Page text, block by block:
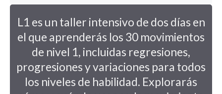
L1 es un taller intensivo de dos días en
el que aprenderás los 30 movimientos
de nivel 1, incluidas regresiones,
progresiones y variaciones para todos
los niveles de habilidad. Explorarás